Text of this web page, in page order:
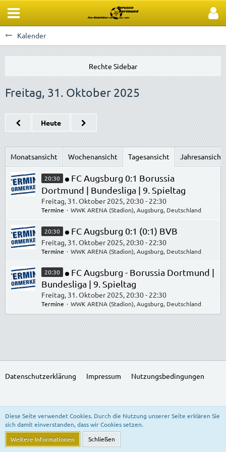
Kalender
Freitag, 31. Oktober 2025
Heute
Monatsansicht Wochenansicht Tagesansicht Jahresansicht
20:30
FC Augsburg 0:1 Borussia
Dortmund | Bundesliga | 9. Spieltag
Freitag, 31. Oktober 2025, 20:30 - 22:30
Termine WWK ARENA (Stadion), Augsburg, Deutschland
20:30 FC Augsburg 0:1 (0:1) BVB
Freitag, 31. Oktober 2025, 20:30 - 22:30
Termine WWK ARENA (Stadion), Augsburg, Deutschland
20:30
FC Augsburg - Borussia Dortmund |
Bundesliga | 9. Spieltag
Freitag, 31. Oktober 2025, 20:30 - 22:30
Termine WWK ARENA (Stadion), Augsburg, Deutschland
Datenschutzerklärung Impressum Nutzungsbedingungen
Stil:Freedom of Life, erstellt von
Community-Software:WoltLab Suite™ 5.3.24
Diese Seite verwendet Cookies. Durch die Nutzung unserer Seite erklären Sie
sich damit einverstanden, dass wir Cookies setzen.
Weitere Informationen
Schließen